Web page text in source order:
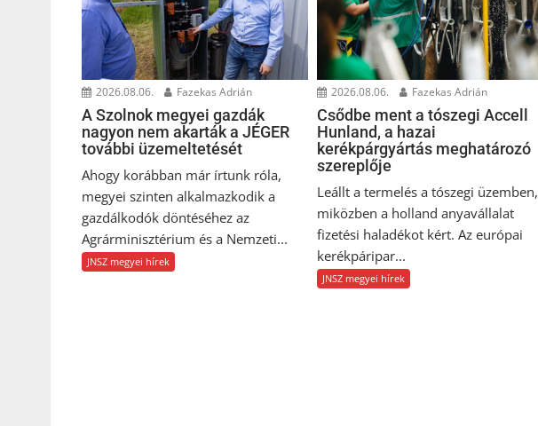
2026.08.06. Fazekas Adrián
A Szolnok megyei gazdák
nagyon nem akarták a JÉGER
további üzemeltetését
Ahogy korábban már írtunk róla,
megyei szinten alkalmazkodik a
gazdálkodók döntéséhez az
Agrárminisztérium és a Nemzeti...
JNSZ megyei hírek
2026.08.06. Fazekas Adrián
Csődbe ment a tószegi Accell
Hunland, a hazai
kerékpárgyártás meghatározó
szereplője
Leállt a termelés a tószegi üzemben,
miközben a holland anyavállalat
fizetési haladékot kért. Az európai
kerékpáripar...
JNSZ megyei hírek